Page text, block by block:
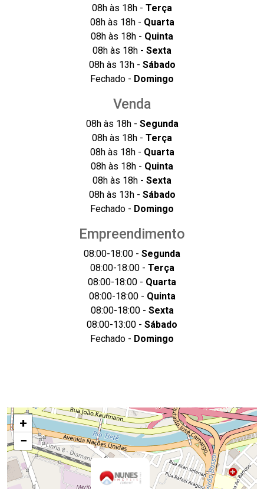
08h às 18h - Terça
08h às 18h - Quarta
08h às 18h - Quinta
08h às 18h - Sexta
08h às 13h - Sábado
Fechado - Domingo
Venda
08h às 18h - Segunda
08h às 18h - Terça
08h às 18h - Quarta
08h às 18h - Quinta
08h às 18h - Sexta
08h às 13h - Sábado
Fechado - Domingo
Empreendimento
08:00-18:00 - Segunda
08:00-18:00 - Terça
08:00-18:00 - Quarta
08:00-18:00 - Quinta
08:00-18:00 - Sexta
08:00-13:00 - Sábado
Fechado - Domingo
+
−